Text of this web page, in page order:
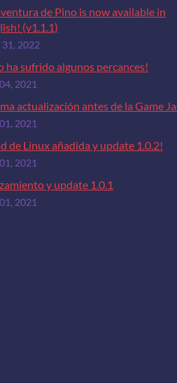
de Pino is now available in
(v1.1.1)
2022
ha sufrido algunos percances!
2021
actualización antes de la Game
2021
de Linux añadida y update 1.0.2!
2021
y update 1.0.1
2021